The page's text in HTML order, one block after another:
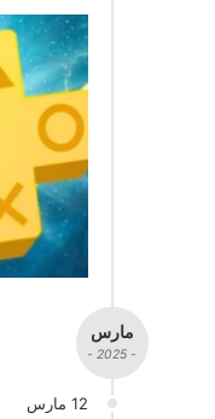
مارس
- 2025 -
12 مارس